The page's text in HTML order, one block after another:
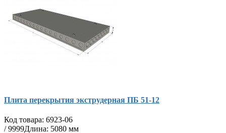
Плита перекрытия экструдерная ПБ 51-12
Код товара: 6923-06
/9999Длина: 5080 мм